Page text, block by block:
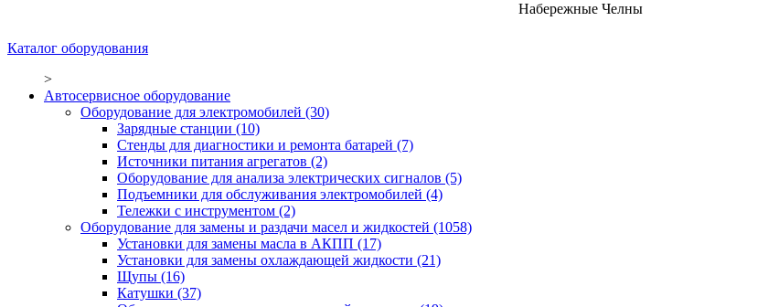
Набережные Челны
Каталог оборудования
>
Автосервисное оборудование
Оборудование для электромобилей (30)
Зарядные станции (10)
Стенды для диагностики и ремонта батарей (7)
Источники питания агрегатов (2)
Оборудование для анализа электрических сигналов (5)
Подъемники для обслуживания электромобилей (4)
Тележки с инструментом (2)
Оборудование для замены и раздачи масел и жидкостей (1058)
Установки для замены масла в АКПП (17)
Установки для замены охлаждающей жидкости (21)
Щупы (16)
Катушки (37)